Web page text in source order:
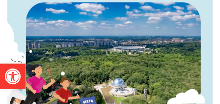
Otwórz pasek narzędzi